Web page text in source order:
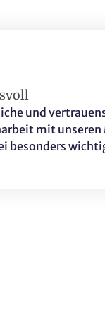
und
mit unseren
besonders